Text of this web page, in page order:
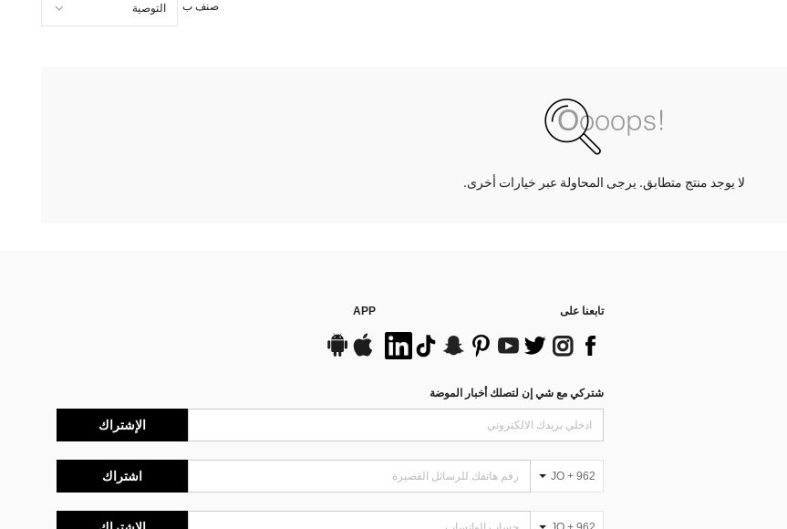
صنف ب
لا يوجد منتج متطابق. يرجى المحاولة عبر خيارات أخرى.
تابعنا على APP
شتركي مع شي إن لتصلك أخبار الموضة
الإشتراك
JO + 962 اشتراك